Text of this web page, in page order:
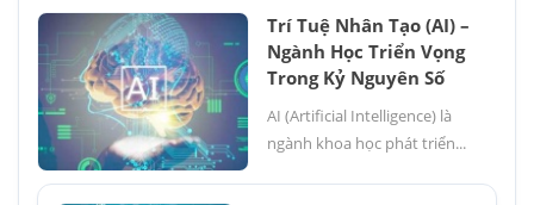
Trí Tuệ Nhân Tạo (AI) –
Ngành Học Triển Vọng
Trong Kỷ Nguyên Số
AI (Artificial Intelligence) là
ngành khoa học phát triển...